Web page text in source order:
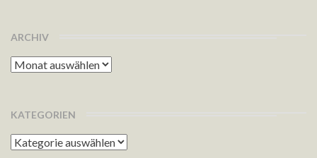
ARCHIV
Archiv
KATEGORIEN
Kategorien